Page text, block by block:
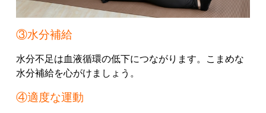
③水分補給
水分不足は血液循環の低下につながります。
こまめな
水分補給を心がけましょう。
④適度な運動